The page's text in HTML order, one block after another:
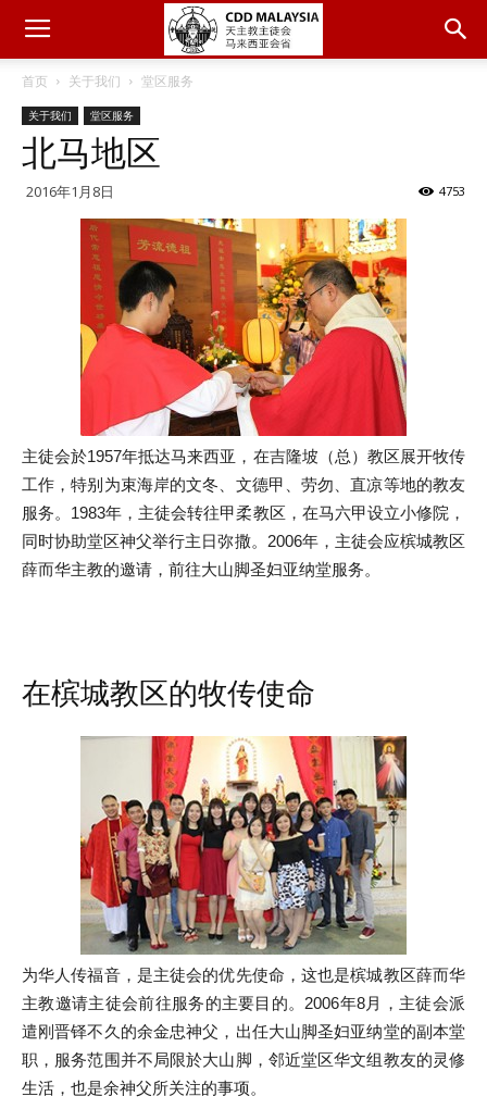
首页 关于我们 堂区服务
关于我们 堂区服务
北马地区
2016年1月8日 4753
主徒会於1957年抵达马来西亚，在吉隆坡（总）教区展开牧传
工作，特别为束海岸的文冬、文德甲、劳勿、直凉等地的教友
服务。1983年，主徒会转往甲柔教区，在马六甲设立小修院，
同时协助堂区神父举行主日弥撒。2006年，主徒会应槟城教区
薛而华主教的邀请，前往大山脚圣妇亚纳堂服务。
在槟城教区的牧传使命
为华人传福音，是主徒会的优先使命，这也是槟城教区薛而华
主教邀请主徒会前往服务的主要目的。2006年8月，主徒会派
遣刚晋铎不久的余金忠神父，出任大山脚圣妇亚纳堂的副本堂
职，服务范围并不局限於大山脚，邻近堂区华文组教友的灵修
生活，也是余神父所关注的事项。